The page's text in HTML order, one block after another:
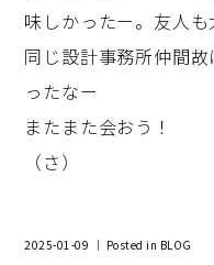
味しかったー。友人も
同じ設計事務所仲間
ったなー
またまた会おう！
（さ）
2025-01-09 ｜ Posted in BLOG